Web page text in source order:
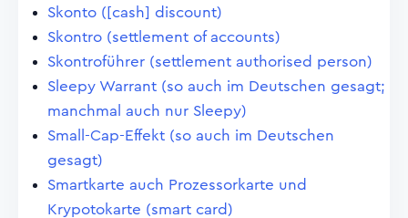
Skonto ([cash] discount)
Skontro (settlement of accounts)
Skontroführer (settlement authorised person)
Sleepy Warrant (so auch im Deutschen gesagt;
manchmal auch nur Sleepy)
Small-Cap-Effekt (so auch im Deutschen
gesagt)
Smartkarte auch Prozessorkarte und
Krypotokarte (smart card)